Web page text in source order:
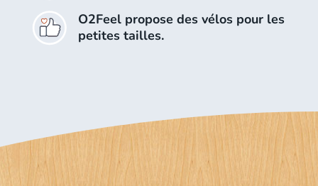
O2Feel propose des vélos pour les
petites tailles.